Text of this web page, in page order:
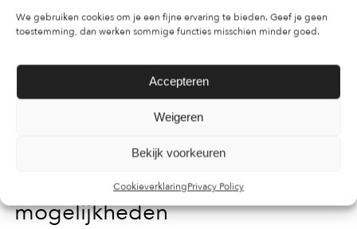
We gebruiken cookies om je een fijne ervaring te bieden. Geef je geen
toestemming, dan werken sommige functies misschien minder goed.
Accepteren
Weigeren
Bekijk voorkeuren
CookieverklaringPrivacy Policy
Ga ook aan de slag met jouw
project! Vraag naar de
mogelijkheden